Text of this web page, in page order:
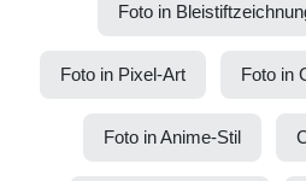
Foto in
Foto in Pixel-Art Foto in
Foto in Anime-Stil